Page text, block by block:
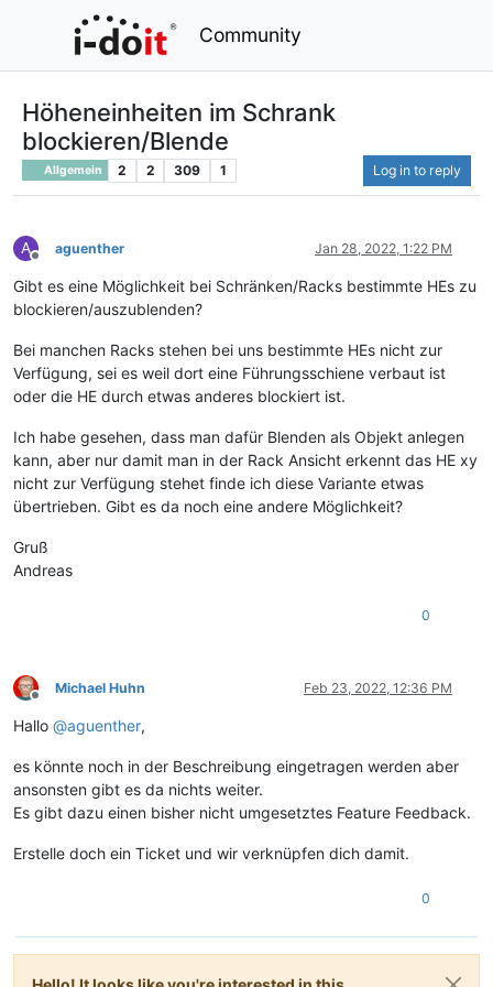
Community
Höheneinheiten im Schrank
blockieren/Blende
Allgemein 2 2 309 1 Log in to reply
A
Offline
aguenther Jan 28, 2022, 1:22 PM
Gibt es eine Möglichkeit bei Schränken/Racks bestimmte HEs zu
blockieren/auszublenden?
Bei manchen Racks stehen bei uns bestimmte HEs nicht zur
Verfügung, sei es weil dort eine Führungsschiene verbaut ist
oder die HE durch etwas anderes blockiert ist.
Ich habe gesehen, dass man dafür Blenden als Objekt anlegen
kann, aber nur damit man in der Rack Ansicht erkennt das HE xy
nicht zur Verfügung stehet finde ich diese Variante etwas
übertrieben. Gibt es da noch eine andere Möglichkeit?
Gruß
Andreas
0
Offline
Michael Huhn Feb 23, 2022, 12:36 PM
Hallo @aguenther,
es könnte noch in der Beschreibung eingetragen werden aber
ansonsten gibt es da nichts weiter.
Es gibt dazu einen bisher nicht umgesetztes Feature Feedback.
Erstelle doch ein Ticket und wir verknüpfen dich damit.
0